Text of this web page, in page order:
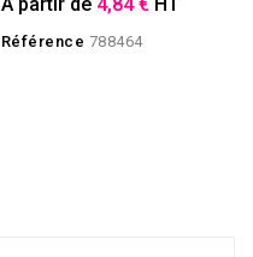
Référence 788464